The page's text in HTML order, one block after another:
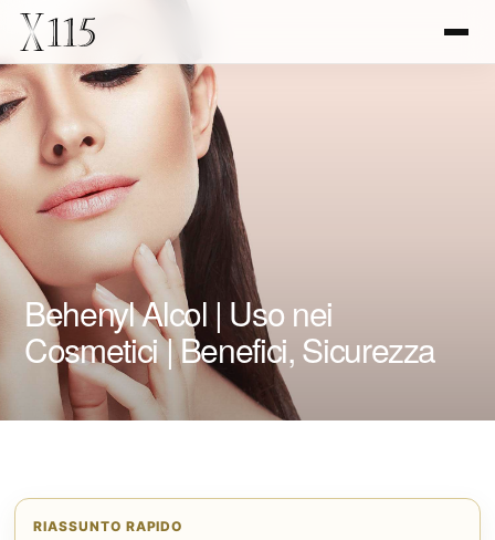
Behenyl Alcol | Uso nei
Cosmetici | Benefici, Sicurezza
RIASSUNTO RAPIDO